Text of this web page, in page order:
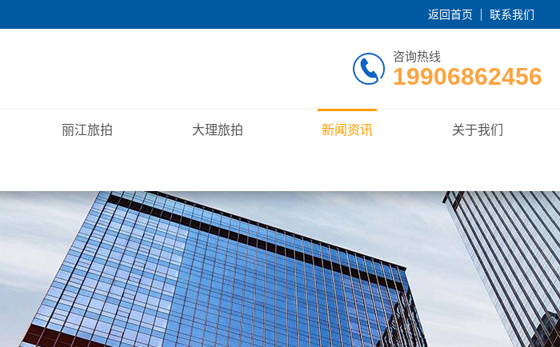
返回首页 联系我们
咨询热线
19906862456
丽江旅拍 大理旅拍 新闻资讯 关于我们